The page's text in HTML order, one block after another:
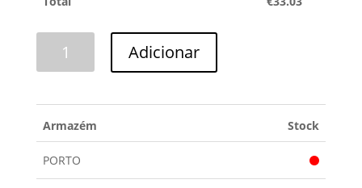
Adicionar
Armazém Stock
PORTO